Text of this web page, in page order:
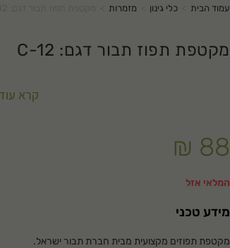
עמוד הבית כלי גינון מזמרות
מקטפת תפוז תבור דגם: C-12
קרא
₪ 88
המלאי אזל
מידע טכני
מקטפת תפוזים מקצועית מבית חברת תבור ישראל.